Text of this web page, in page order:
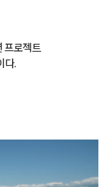
프로젝트
다.